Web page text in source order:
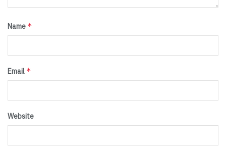
Name *
Email *
Website